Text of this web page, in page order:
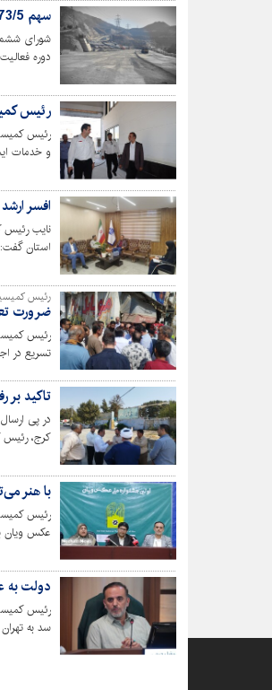
سهم 73/5 درصدی شورای ششم در تملکات کنارگذر شمالی
دوره
رئیس
رئیس
و خدمات
افسر
نایب رئیس
استان گفت:
رئیس
ضرورت
تسریع در
تاکید
در پی
کرج، رئیس
با هنر
رئیس
عکس ویان
دولت به عهد خود وفا کند/
رئیس